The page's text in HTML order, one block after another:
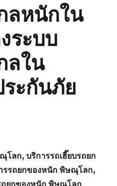
ลหนักใน
ระบบ
ลใน
ระกันภัย
ลก, บริการรถเฮี๊ยบรถยก
รถยกของหนัก พิษณุโลก,